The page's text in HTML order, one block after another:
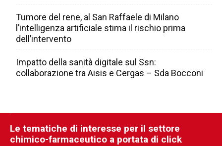
Tumore del rene, al San Raffaele di Milano
l’intelligenza artificiale stima il rischio prima
dell’intervento
Impatto della sanità digitale sul Ssn:
collaborazione tra Aisis e Cergas – Sda Bocconi
Le tematiche di interesse per il settore
chimico-farmaceutico a portata di click